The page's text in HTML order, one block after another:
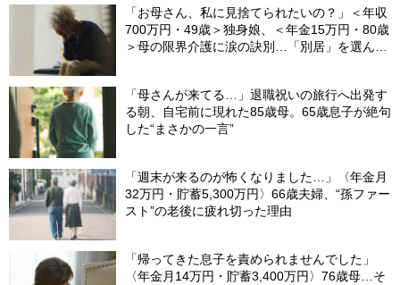
「お母さん、私に見捨てられたいの？」＜年収
700万円・49歳＞独身娘、＜年金15万円・80歳
＞母の限界介護に涙の訣別…「別居」を選んだ
「母さんが来てる…」退職祝いの旅行へ出発す
る朝、自宅前に現れた85歳母。65歳息子が絶句
した“まさかの一言”
「週末が来るのが怖くなりました…」〈年金月
32万円・貯蓄5,300万円〉66歳夫婦、“孫ファー
スト”の老後に疲れ切った理由
「帰ってきた息子を責められませんでした」
〈年金月14万円・貯蓄3,400万円〉76歳母…そ